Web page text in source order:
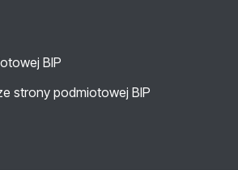
BIP
strony podmiotowej BIP